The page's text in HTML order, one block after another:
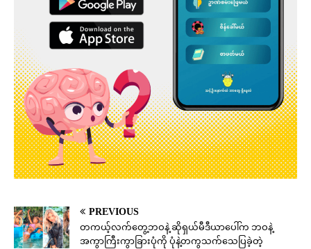
PREVIOUS
တကယ့်လက်တွေ့ဘဝနဲ့ ဆိုရှယ်မီဒီယာပေါ်က ဘဝနဲ့
အကွာကြီးကွာခြားပုံကို ပုံနဲ့တကွသက်သေပြခဲ့တဲ့